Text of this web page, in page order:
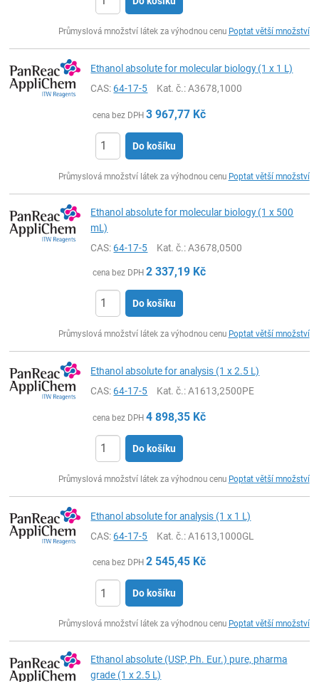
Průmyslová množství látek za výhodnou cenu Poptat větší množství
Ethanol absolute for molecular biology (1 x 1 L)
CAS:64-17-5 Kat. č.: A3678,1000
cena bez DPH 3 967,77 Kč
Do košíku
Průmyslová množství látek za výhodnou cenu Poptat větší množství
Ethanol absolute for molecular biology (1 x 500
mL)
CAS:64-17-5 Kat. č.: A3678,0500
cena bez DPH 2 337,19 Kč
Do košíku
Průmyslová množství látek za výhodnou cenu Poptat větší množství
Ethanol absolute for analysis (1 x 2.5 L)
CAS:64-17-5 Kat. č.: A1613,2500PE
cena bez DPH 4 898,35 Kč
Do košíku
Průmyslová množství látek za výhodnou cenu Poptat větší množství
Ethanol absolute for analysis (1 x 1 L)
CAS:64-17-5 Kat. č.: A1613,1000GL
cena bez DPH 2 545,45 Kč
Do košíku
Průmyslová množství látek za výhodnou cenu Poptat větší množství
Ethanol absolute (USP, Ph. Eur.) pure, pharma
grade (1 x 2.5 L)